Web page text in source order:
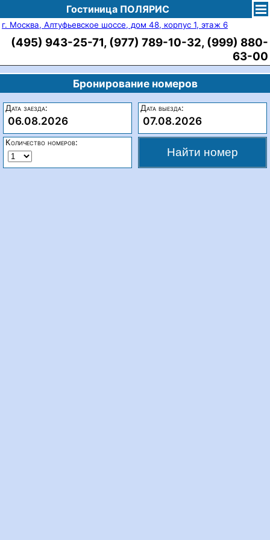
Гостиница ПОЛЯРИС
г. Москва, Алтуфьевское шоссе, дом 48, корпус 1, этаж 6
(495) 943-25-71, (977) 789-10-32, (999) 880-
63-00
Бронирование номеров
Дата заезда:
06.08.2026
Дата выезда:
07.08.2026
Количество номеров: